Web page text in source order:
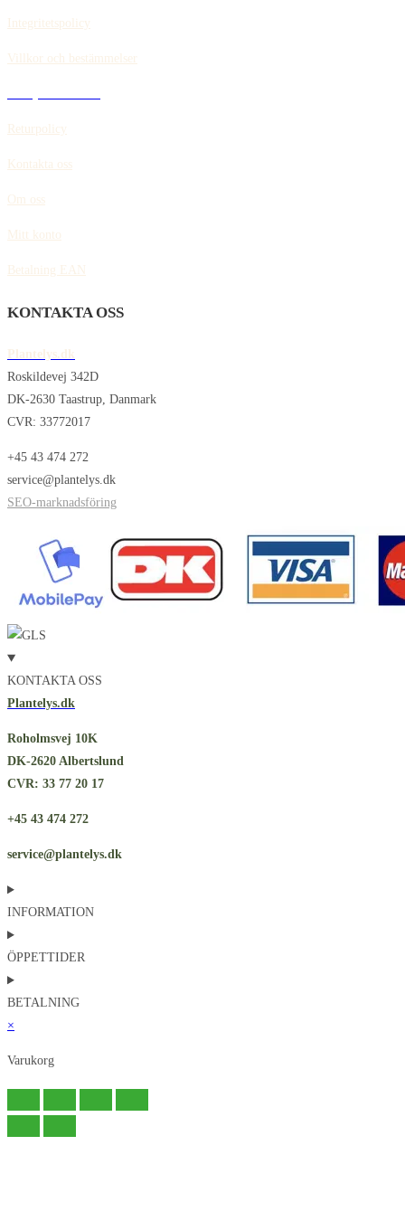
Integritetspolicy
Villkor och bestämmelser
Returpolicy
Kontakta oss
Om oss
Mitt konto
Betalning EAN
KONTAKTA OSS
Plantelys.dk
Roskildevej 342D
DK-2630 Taastrup, Danmark
CVR: 33772017
+45 43 474 272
service@plantelys.dk
SEO-marknadsföring
KONTAKTA OSS
Plantelys.dk
Roholmsvej 10K
DK-2620 Albertslund
CVR: 33 77 20 17
+45 43 474 272
service@plantelys.dk
INFORMATION
ÖPPETTIDER
BETALNING
×
Varukorg